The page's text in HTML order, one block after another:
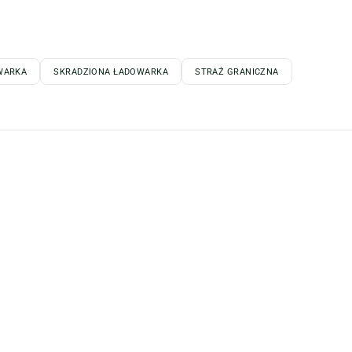
SKRADZIONA ŁADOWARKA STRAŻ GRANICZNA